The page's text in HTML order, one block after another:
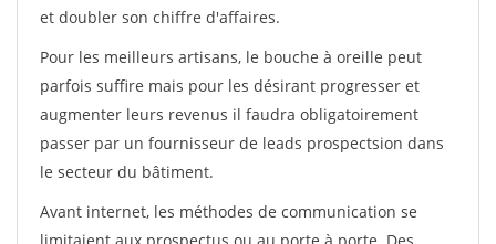
et doubler son chiffre d'affaires.
Pour les meilleurs artisans, le bouche à oreille peut
parfois suffire mais pour les désirant progresser et
augmenter leurs revenus il faudra obligatoirement
passer par un fournisseur de leads prospectsion dans
le secteur du bâtiment.
Avant internet, les méthodes de communication se